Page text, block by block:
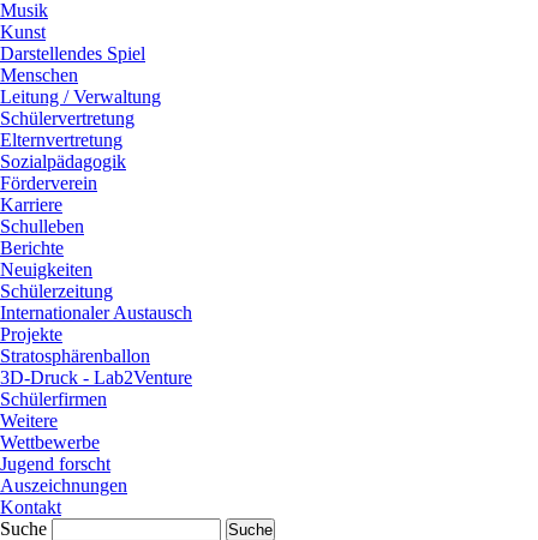
Musik
Kunst
Darstellendes Spiel
Menschen
Leitung / Verwaltung
Schülervertretung
Elternvertretung
Sozialpädagogik
Förderverein
Karriere
Schulleben
Berichte
Neuigkeiten
Schülerzeitung
Internationaler Austausch
Projekte
Stratosphärenballon
3D-Druck - Lab2Venture
Schülerfirmen
Weitere
Wettbewerbe
Jugend forscht
Auszeichnungen
Kontakt
Suche